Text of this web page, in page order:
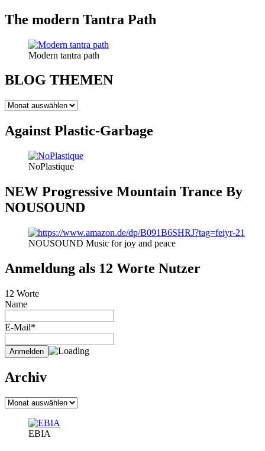
The modern Tantra Path
Modern tantra path
BLOG THEMEN
BLOG
Against Plastic-Garbage
NoPlastique
NEW Progressive Mountain Trance By
NOUSOUND
NOUSOUND Music for joy and peace
Anmeldung als 12 Worte Nutzer
12 Worte
Name
E-Mail*
Archiv
Archiv
EBIA